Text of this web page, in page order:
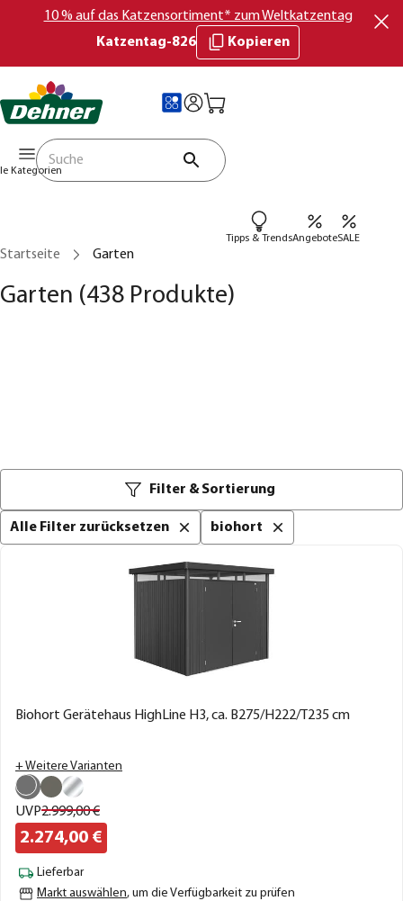
10 % auf das Katzensortiment* zum Weltkatzentag
Katzentag-826
Kopieren
Kategorien
Tipps & TrendsAngeboteSALE
Startseite Garten
Garten (438 Produkte)
Filter & Sortierung
Alle Filter zurücksetzen biohort
Biohort Gerätehaus HighLine H3, ca. B275/H222/T235 cm
+ Weitere Varianten
UVP2.999,00€
2.274,00 €
Lieferbar
Markt auswählen, um die Verfügbarkeit zu prüfen